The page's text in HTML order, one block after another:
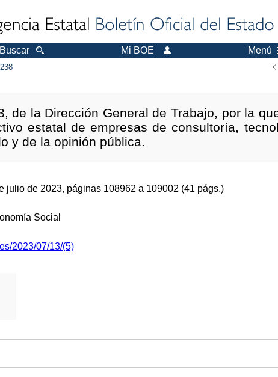
Buscar Mi BOE Menú
de la Dirección General de Trabajo, por la
estatal de empresas de consultoría,
y de la opinión pública.
julio de 2023, páginas 108962 a 109002 (41 págs.)
Social
2023/07/13/(5)